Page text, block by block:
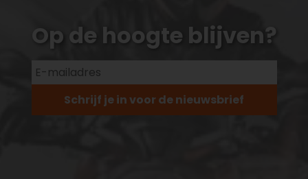
Op de hoogte blijven?
Schrijf je in voor de nieuwsbrief